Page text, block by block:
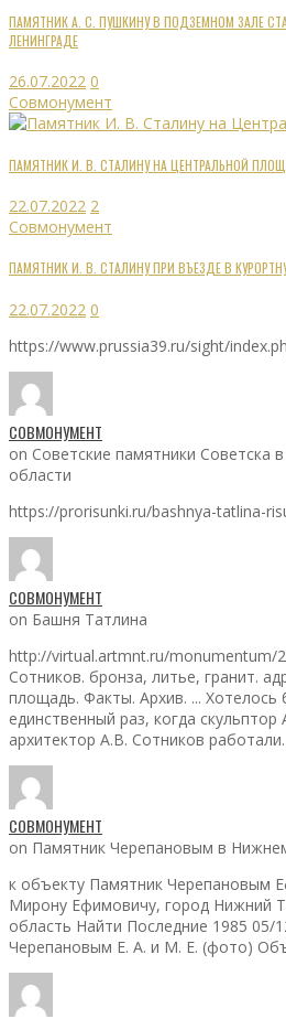
ПАМЯТНИК А. С. ПУШКИНУ В ПОДЗЕМНОМ ЗАЛЕ
ЛЕНИНГРАДЕ
26.07.2022 0
Совмонумент
ПАМЯТНИК И. В. СТАЛИНУ НА ЦЕНТРАЛЬНОЙ
22.07.2022 2
Совмонумент
ПАМЯТНИК И. В. СТАЛИНУ ПРИ ВЪЕЗДЕ В
22.07.2022 0
https://www.prussia39.ru/sight/
СОВМОНУМЕНТ
on Советские памятники Советска
области
https://prorisunki.ru/bashnya-tatlina-
СОВМОНУМЕНТ
on Башня Татлина
http://virtual.artmnt.ru/monumentum/
Сотников. бронза, литье, гранит.
площадь. Факты. Архив. ...
единственный раз, когда
архитектор А.В. Сотников
СОВМОНУМЕНТ
on Памятник Черепановым в
к объекту Памятник Черепановым
Мирону Ефимовичу, город Нижний
область Найти Последние 1985 05/
Черепановым Е. А. и М. Е. (фото)